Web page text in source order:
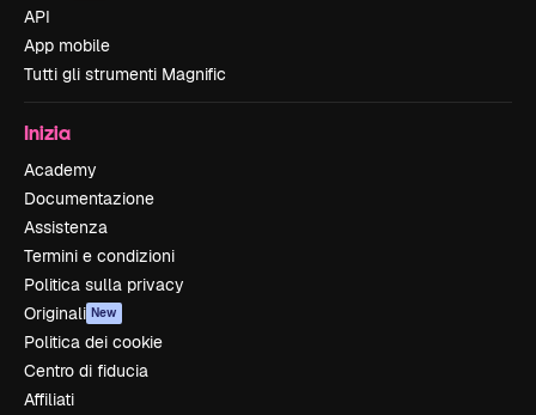
API
App mobile
Tutti gli strumenti Magnific
Inizia
Academy
Documentazione
Assistenza
Termini e condizioni
Politica sulla privacy
Originali New
Politica dei cookie
Centro di fiducia
Affiliati